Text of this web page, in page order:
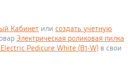
Кабинет или создать учетную
Электрическая роликовая пилка
Pedicure White (B1-W) в свои